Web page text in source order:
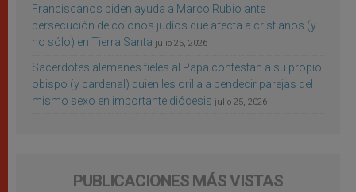
Franciscanos piden ayuda a Marco Rubio ante
persecución de colonos judíos que afecta a cristianos (y
no sólo) en Tierra Santa julio 25, 2026
Sacerdotes alemanes fieles al Papa contestan a su propio
obispo (y cardenal) quien les orilla a bendecir parejas del
mismo sexo en importante diócesis julio 25, 2026
PUBLICACIONES MÁS VISTAS